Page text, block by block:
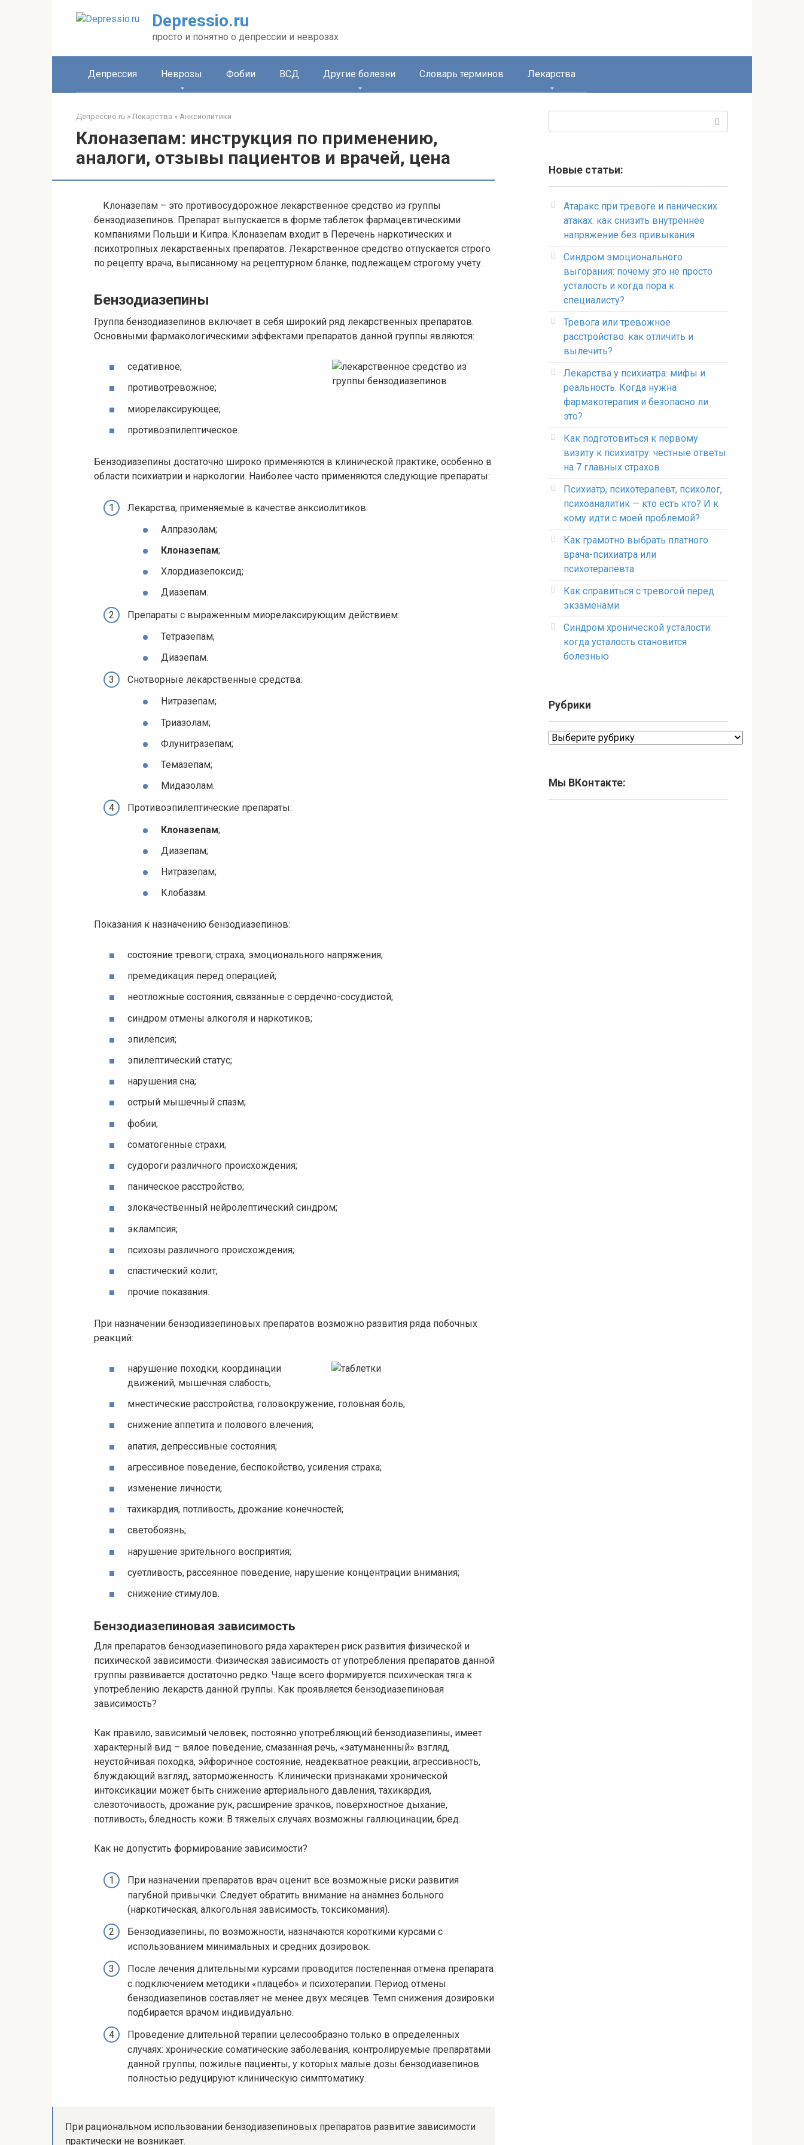
Depressio.ru
просто и понятно о депрессии и неврозах
Депрессия Неврозы Фобии ВСД Другие болезни Словарь терминов Лекарства
Депрессио.ru » Лекарства » Анксиолитики
Клоназепам: инструкция по применению,
аналоги, отзывы пациентов и врачей, цена
Клоназепам – это противосудорожное лекарственное средство из группы
бензодиазепинов. Препарат выпускается в форме таблеток фармацевтическими
компаниями Польши и Кипра. Клоназепам входит в Перечень наркотических и
психотропных лекарственных препаратов. Лекарственное средство отпускается строго
по рецепту врача, выписанному на рецептурном бланке, подлежащем строгому учету.
Бензодиазепины
Группа бензодиазепинов включает в себя широкий ряд лекарственных препаратов.
Основными фармакологическими эффектами препаратов данной группы являются:
седативное;
противотревожное;
миорелаксирующее;
противоэпилептическое.
Бензодиазепины достаточно широко применяются в клинической практике, особенно в
области психиатрии и наркологии. Наиболее часто применяются следующие препараты:
Лекарства, применяемые в качестве анксиолитиков:
Алпразолам;
Клоназепам;
Хлордиазепоксид;
Диазепам.
Препараты с выраженным миорелаксирующим действием:
Тетразепам;
Диазепам.
Снотворные лекарственные средства:
Нитразепам;
Триазолам;
Флунитразепам;
Темазепам;
Мидазолам.
Противоэпилептические препараты:
Клоназепам;
Диазепам;
Нитразепам;
Клобазам.
Показания к назначению бензодиазепинов:
состояние тревоги, страха, эмоционального напряжения;
премедикация перед операцией;
неотложные состояния, связанные с сердечно-сосудистой;
синдром отмены алкоголя и наркотиков;
эпилепсия;
эпилептический статус;
нарушения сна;
острый мышечный спазм;
фобии;
соматогенные страхи;
судороги различного происхождения;
паническое расстройство;
злокачественный нейролептический синдром;
эклампсия;
психозы различного происхождения;
спастический колит;
прочие показания.
При назначении бензодиазепиновых препаратов возможно развития ряда побочных
реакций:
нарушение походки, координации
движений, мышечная слабость;
мнестические расстройства, головокружение, головная боль;
снижение аппетита и полового влечения;
апатия, депрессивные состояния;
агрессивное поведение, беспокойство, усиления страха;
изменение личности;
тахикардия, потливость, дрожание конечностей;
светобоязнь;
нарушение зрительного восприятия;
суетливость, рассеянное поведение, нарушение концентрации внимания;
снижение стимулов.
Бензодиазепиновая зависимость
Для препаратов бензодиазепинового ряда характерен риск развития физической и
психической зависимости. Физическая зависимость от употребления препаратов данной
группы развивается достаточно редко. Чаще всего формируется психическая тяга к
употреблению лекарств данной группы. Как проявляется бензодиазепиновая
зависимость?
Как правило, зависимый человек, постоянно употребляющий бензодиазепины, имеет
характерный вид – вялое поведение, смазанная речь, «затуманенный» взгляд,
неустойчивая походка, эйфоричное состояние, неадекватное реакции, агрессивность,
блуждающий взгляд, заторможенность. Клинически признаками хронической
интоксикации может быть снижение артериального давления, тахикардия,
слезоточивость, дрожание рук, расширение зрачков, поверхностное дыхание,
потливость, бледность кожи. В тяжелых случаях возможны галлюцинации, бред.
Как не допустить формирование зависимости?
При назначении препаратов врач оценит все возможные риски развития
пагубной привычки. Следует обратить внимание на анамнез больного
(наркотическая, алкогольная зависимость, токсикомания).
Бензодиазепины, по возможности, назначаются короткими курсами с
использованием минимальных и средних дозировок.
После лечения длительными курсами проводится постепенная отмена препарата
с подключением методики «плацебо» и психотерапии. Период отмены
бензодиазепинов составляет не менее двух месяцев. Темп снижения дозировки
подбирается врачом индивидуально.
Проведение длительной терапии целесообразно только в определенных
случаях: хронические соматические заболевания, контролируемые препаратами
данной группы; пожилые пациенты, у которых малые дозы бензодиазепинов
полностью редуцируют клиническую симптоматику.
При рациональном использовании бензодиазепиновых препаратов развитие зависимости
практически не возникает.
Новые статьи:
Атаракс при тревоге и панических
атаках: как снизить внутреннее
напряжение без привыкания
Синдром эмоционального
выгорания: почему это не просто
усталость и когда пора к
специалисту?
Тревога или тревожное
расстройство: как отличить и
вылечить?
Лекарства у психиатра: мифы и
реальность. Когда нужна
фармакотерапия и безопасно ли
это?
Как подготовиться к первому
визиту к психиатру: честные ответы
на 7 главных страхов
Психиатр, психотерапевт, психолог,
психоаналитик — кто есть кто? И к
кому идти с моей проблемой?
Как грамотно выбрать платного
врача-психиатра или
психотерапевта
Как справиться с тревогой перед
экзаменами
Синдром хронической усталости:
когда усталость становится
болезнью
Рубрики
Рубрики
Мы ВКонтакте: